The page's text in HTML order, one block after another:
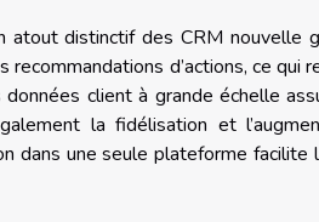
atout distinctif des CRM nouvelle
d’actions, ce qui
client à grande échelle
la fidélisation et
dans une seule plateforme facilite